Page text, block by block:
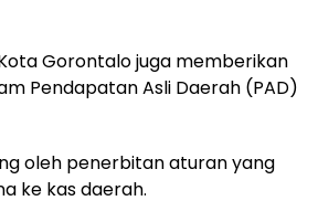
Gorontalo juga memberikan
Pendapatan Asli Daerah (PAD)
oleh penerbitan aturan yang
ke kas daerah.